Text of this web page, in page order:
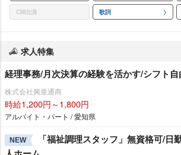
CM出演 歌詞
求人特集
経理事務/月次決算の経験を活かす/シフト
株式会社興亜通商
時給1,200円～1,800円
アルバイト・パート / 愛知県
NEW
「福祉調理スタッフ」無資格可/日